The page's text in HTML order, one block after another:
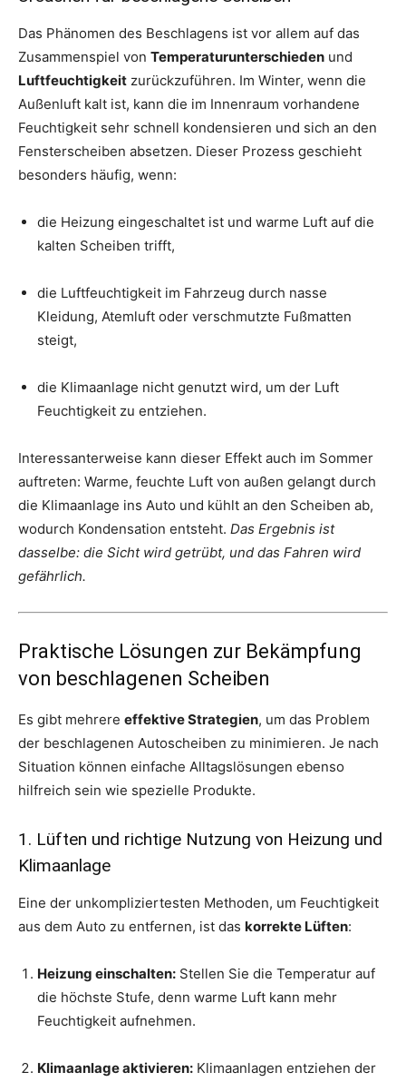
Das Phänomen des Beschlagens ist vor allem auf das
Zusammenspiel von Temperaturunterschieden und
Luftfeuchtigkeit zurückzuführen. Im Winter, wenn die
Außenluft kalt ist, kann die im Innenraum vorhandene
Feuchtigkeit sehr schnell kondensieren und sich an den
Fensterscheiben absetzen. Dieser Prozess geschieht
besonders häufig, wenn:
die Heizung eingeschaltet ist und warme Luft auf die
kalten Scheiben trifft,
die Luftfeuchtigkeit im Fahrzeug durch nasse
Kleidung, Atemluft oder verschmutzte Fußmatten
steigt,
die Klimaanlage nicht genutzt wird, um der Luft
Feuchtigkeit zu entziehen.
Interessanterweise kann dieser Effekt auch im Sommer
auftreten: Warme, feuchte Luft von außen gelangt durch
die Klimaanlage ins Auto und kühlt an den Scheiben ab,
wodurch Kondensation entsteht. Das Ergebnis ist
dasselbe: die Sicht wird getrübt, und das Fahren wird
gefährlich.
Praktische Lösungen zur Bekämpfung
von beschlagenen Scheiben
Es gibt mehrere effektive Strategien, um das Problem
der beschlagenen Autoscheiben zu minimieren. Je nach
Situation können einfache Alltagslösungen ebenso
hilfreich sein wie spezielle Produkte.
1. Lüften und richtige Nutzung von Heizung und
Klimaanlage
Eine der unkompliziertesten Methoden, um Feuchtigkeit
aus dem Auto zu entfernen, ist das korrekte Lüften:
Heizung einschalten: Stellen Sie die Temperatur auf
die höchste Stufe, denn warme Luft kann mehr
Feuchtigkeit aufnehmen.
Klimaanlage aktivieren: Klimaanlagen entziehen der